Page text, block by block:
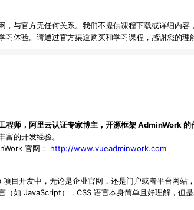
，与官方无任何关系。我们不提供课程下载或详细内
习体验。请通过官方渠道购买和学习课程，感谢您的理
程师，阿里云认证专家博主，开源框架 AdminWork 的
富的开发经验。
官网： http://www.vueadminwork.com
目开发中，无论是企业官网，还是门户或者平台网站
（如 JavaScript），CSS 语言本身简单且好理解，但